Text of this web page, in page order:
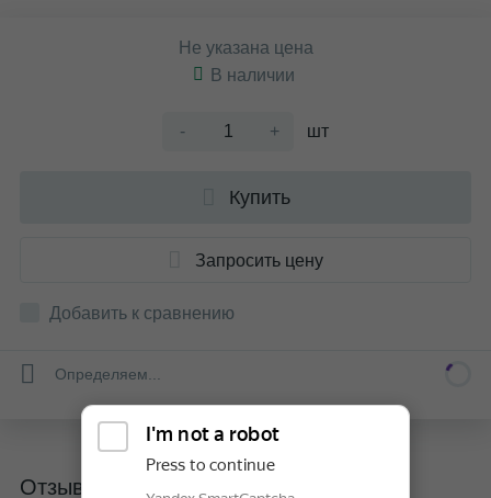
Не указана цена
В наличии
- + шт
Купить
Запросить цену
Добавить к сравнению
Определяем...
Отзывы